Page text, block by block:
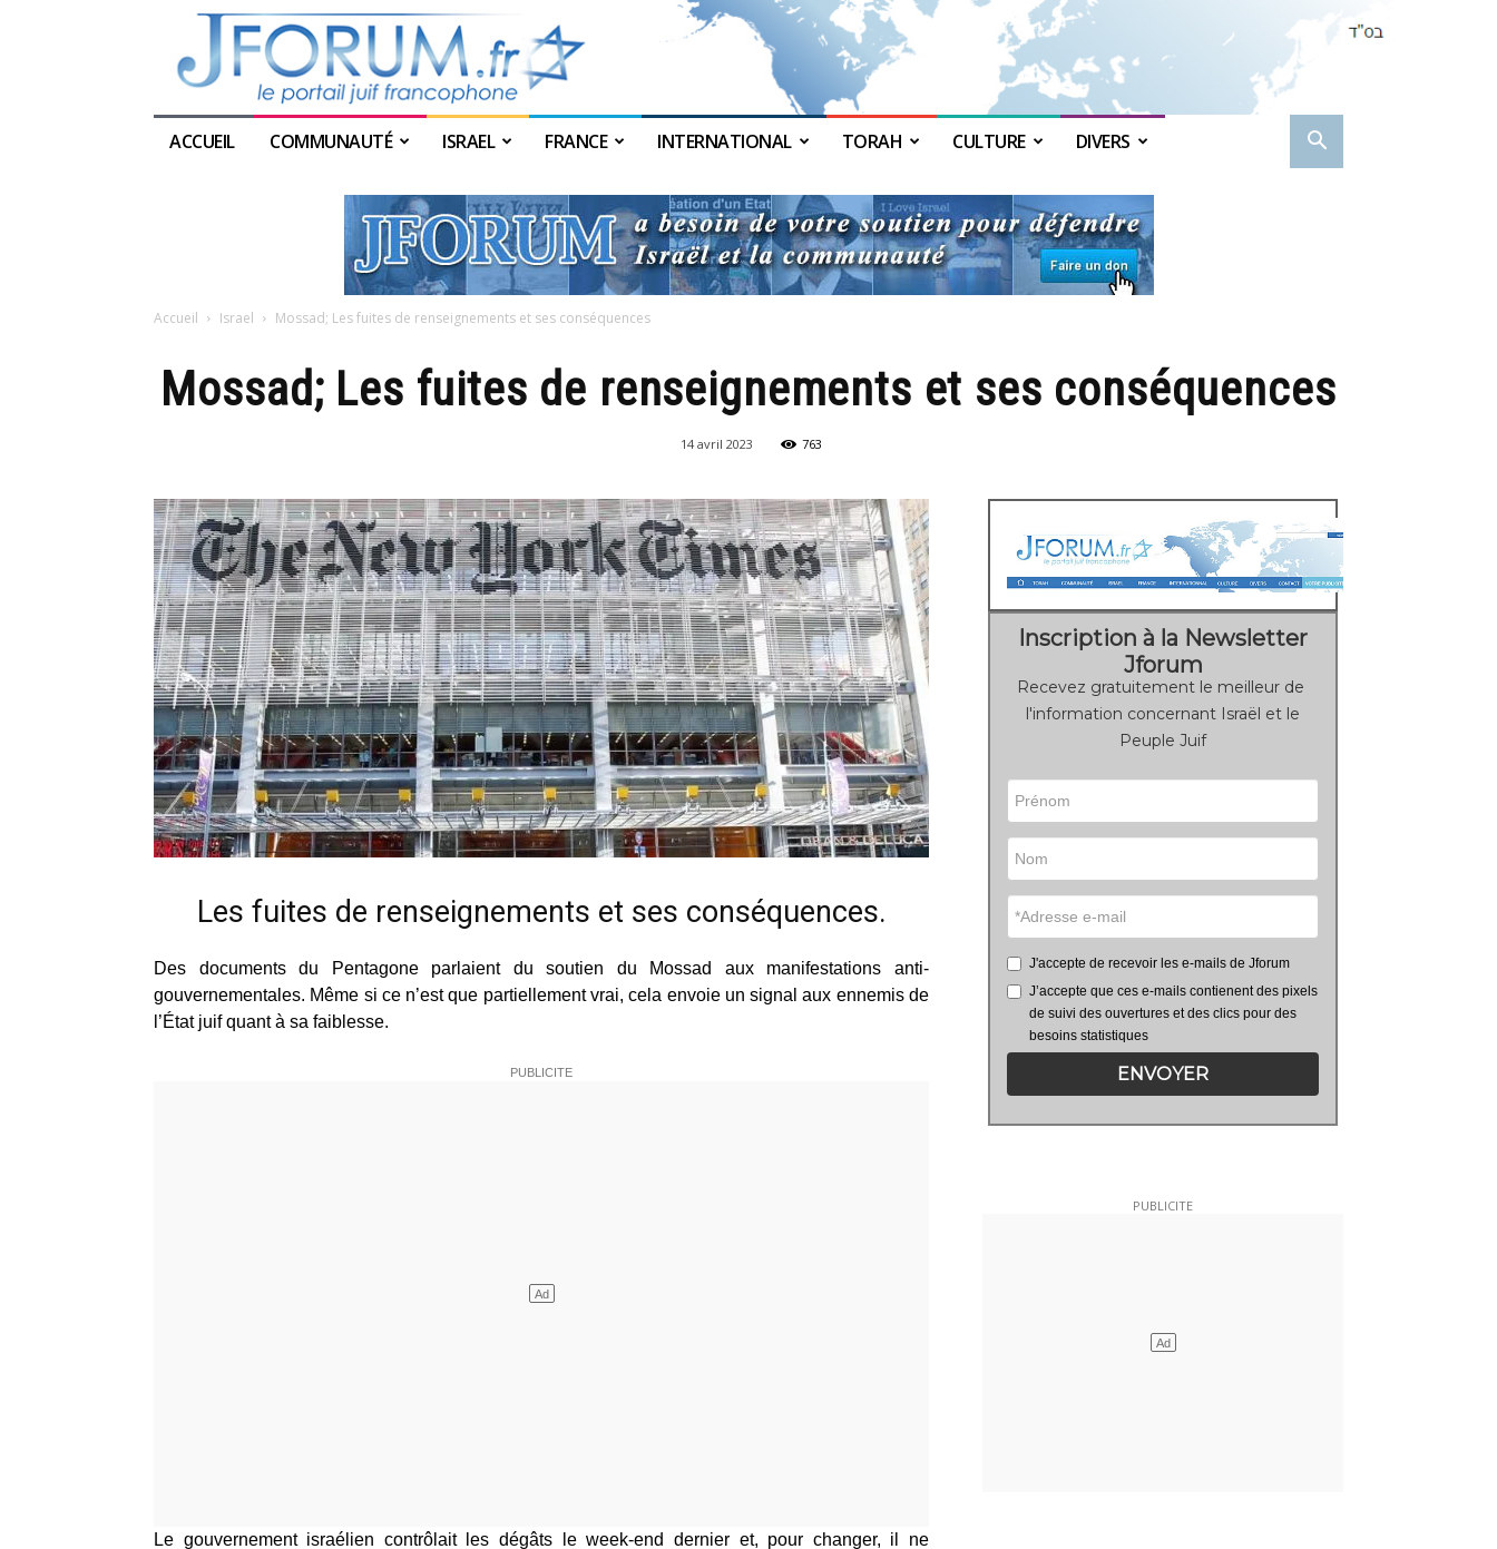
ACCUEIL COMMUNAUTÉ ISRAEL FRANCE INTERNATIONAL TORAH CULTURE DIVERS
Accueil Israel Mossad; Les fuites de renseignements et ses conséquences
Mossad; Les fuites de renseignements et ses conséquences
14 avril 2023 763
Les fuites de renseignements et ses conséquences.
Des documents du Pentagone parlaient du soutien du Mossad aux manifestations anti-
gouvernementales. Même si ce n’est que partiellement vrai, cela envoie un signal aux ennemis de
l’État juif quant à sa faiblesse.
Le gouvernement israélien contrôlait les dégâts le week-end dernier et, pour changer, il ne
Inscription à la Newsletter
Jforum
Recevez gratuitement le meilleur de
l'information concernant Israël et le
Peuple Juif
J'accepte de recevoir les e-mails de Jforum
J’accepte que ces e-mails contienent des pixels
de suivi des ouvertures et des clics pour des
besoins statistiques
ENVOYER